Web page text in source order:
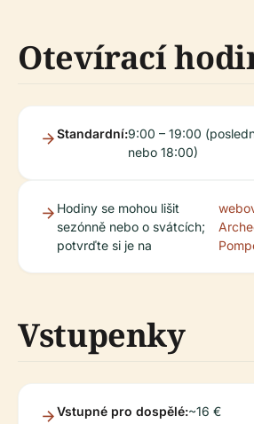
Otevírací
Standardní:9:00 – 19:00
nebo 18:00)
Hodiny se mohou lišit
sezónně nebo o svátcích;
potvrďte si je na
Vstupenky
Vstupné pro dospělé:~16 €